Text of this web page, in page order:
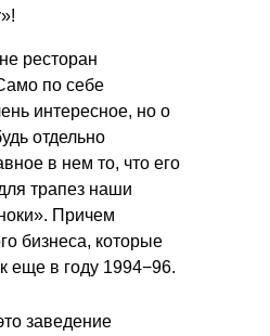
ресторан
по себе
интересное, но о
отдельно
в нем то, что его
трапез наши
Причем
бизнеса, которые
еще в году 1994−96.
заведение